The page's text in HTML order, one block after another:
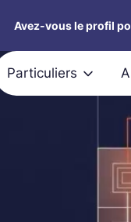
Avez-vous le profil
Particuliers